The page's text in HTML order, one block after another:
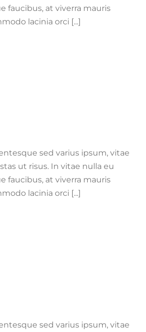
faucibus, at viverra mauris
lacinia orci [...]
sed varius ipsum, vitae
ut risus. In vitae nulla eu
faucibus, at viverra mauris
lacinia orci [...]
sed varius ipsum, vitae